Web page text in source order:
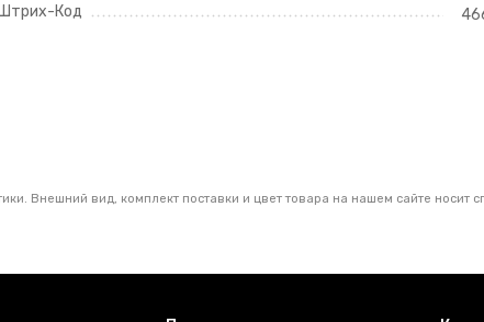
Штрих-Код
Внешний вид, комплект поставки и цвет товара на нашем сайте носит